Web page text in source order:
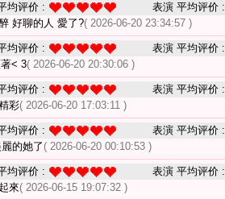
均评价 : 表演 平均评价 :
好聊的人 愛了?( 2026-06-20 23:34:57 )
均评价 : 表演 平均评价 :
< 3( 2026-06-20 20:30:06 )
均评价 : 表演 平均评价 :
彩( 2026-06-20 17:03:11 )
均评价 : 表演 平均评价 :
的她了( 2026-06-20 00:10:53 )
均评价 : 表演 平均评价 :
來( 2026-06-15 19:07:32 )